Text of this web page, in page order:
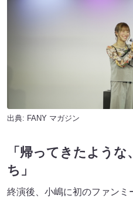
出典: FANY マガジン
「帰ってきたよう
ち」
終演後、小嶋に初のファンミ